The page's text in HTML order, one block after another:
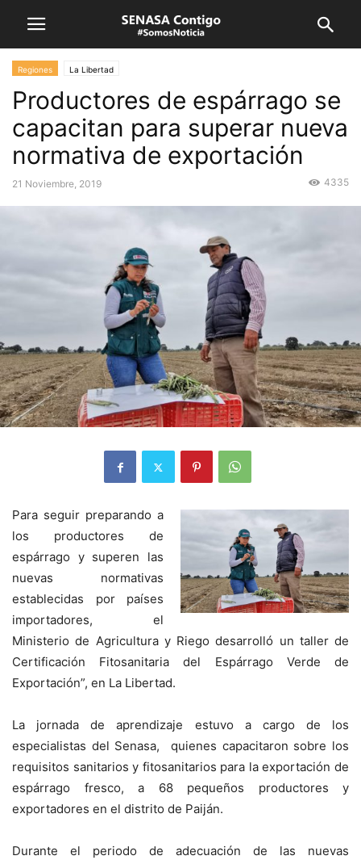
Regiones La Libertad
Productores de espárrago se
capacitan para superar nueva
normativa de exportación
21 Noviembre, 2019 4335
Para seguir preparando a
los productores de
espárrago y superen las
nuevas normativas
establecidas por países
importadores, el
Ministerio de Agricultura y Riego desarrolló un taller de
Certificación Fitosanitaria del Espárrago Verde de
Exportación”, en La Libertad.
La jornada de aprendizaje estuvo a cargo de los
especialistas del Senasa, quienes capacitaron sobre los
requisitos sanitarios y fitosanitarios para la exportación de
espárrago fresco, a 68 pequeños productores y
exportadores en el distrito de Paiján.
Durante el periodo de adecuación de las nuevas